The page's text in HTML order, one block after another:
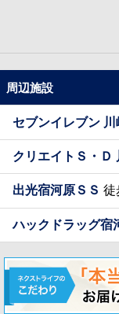
周辺施設
セブンイレブン
クリエイトＳ・Ｄ
出光宿河原ＳＳ 徒
ハックドラッグ宿